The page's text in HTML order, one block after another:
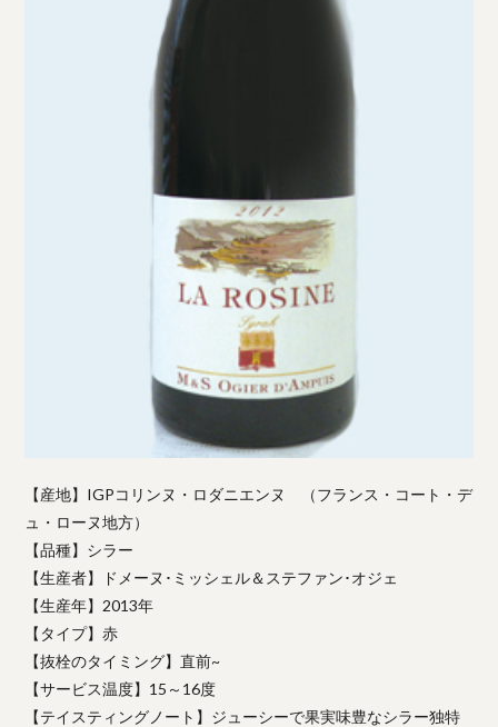
【産地】IGPコリンヌ・ロダニエンヌ （フランス・コート・デ
ュ・ローヌ地方）
【品種】シラー
【生産者】ドメーヌ･ミッシェル＆ステファン･オジェ
【生産年】2013年
【タイプ】赤
【抜栓のタイミング】直前~
【サービス温度】15～16度
【テイスティングノート】ジューシーで果実味豊なシラー独特